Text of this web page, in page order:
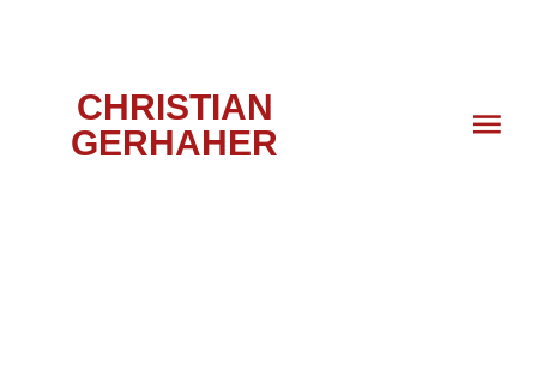
CHRISTIAN
GERHAHER